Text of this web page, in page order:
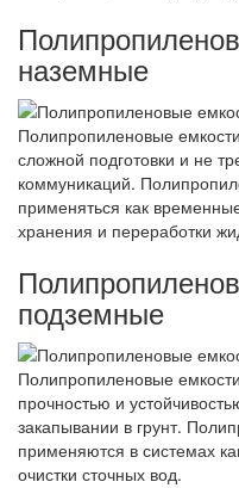
наземные
Полипропиленовые
сложной подготовки и не
коммуникаций.
применяться как
хранения и переработки
подземные
Полипропиленовые
прочностью и
закапывании в грунт.
применяются в системах
очистки сточных вод.